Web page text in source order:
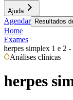
Ajuda
Agendar Resultados
Home
Exames
herpes simplex 1 e 2 -
Análises clínicas
herpes